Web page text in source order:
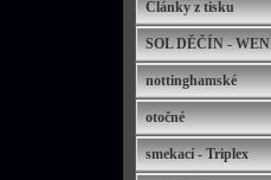
Články z tisku
SOL DĚČÍN -
nottinghamské
otočné
smekací - Triplex